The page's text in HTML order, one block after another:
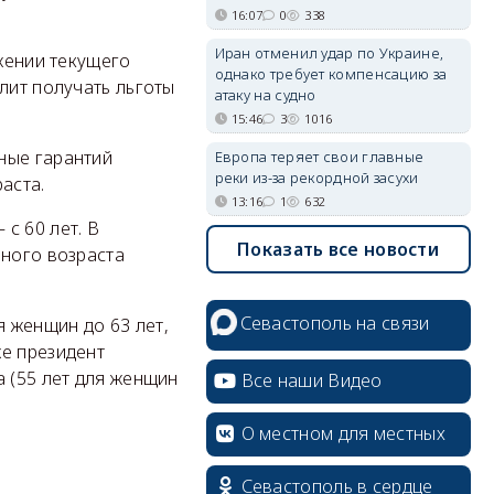
текущего
получать льготы
гарантий
60 лет. В
возраста
женщин до 63 лет,
президент
(55 лет для женщин
16:07 0 338
Иран отменил удар по Украине,
однако требует компенсацию за
атаку на судно
15:46 3 1016
Европа теряет свои главные
реки из-за рекордной засухи
13:16 1 632
Показать все новости
Севастополь на связи
Все наши Видео
О местном для местных
Севастополь в сердце